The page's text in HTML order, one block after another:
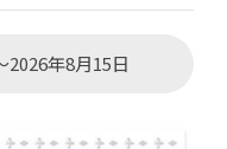
2026年8月15日